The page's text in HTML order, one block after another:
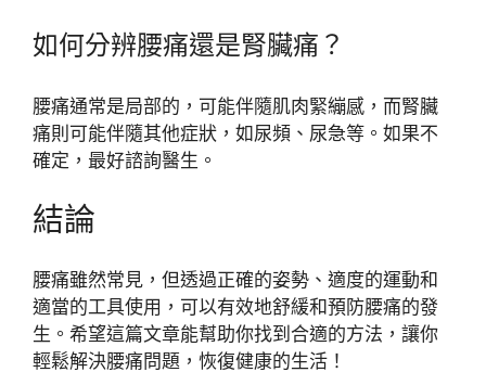
如何分辨腰痛還是腎臟痛？
腰痛通常是局部的，可能伴隨肌肉緊繃感，而腎臟
痛則可能伴隨其他症狀，如尿頻、尿急等。如果不
確定，最好諮詢醫生。
結論
腰痛雖然常見，但透過正確的姿勢、適度的運動和
適當的工具使用，可以有效地舒緩和預防腰痛的發
生。希望這篇文章能幫助你找到合適的方法，讓你
輕鬆解決腰痛問題，恢復健康的生活！